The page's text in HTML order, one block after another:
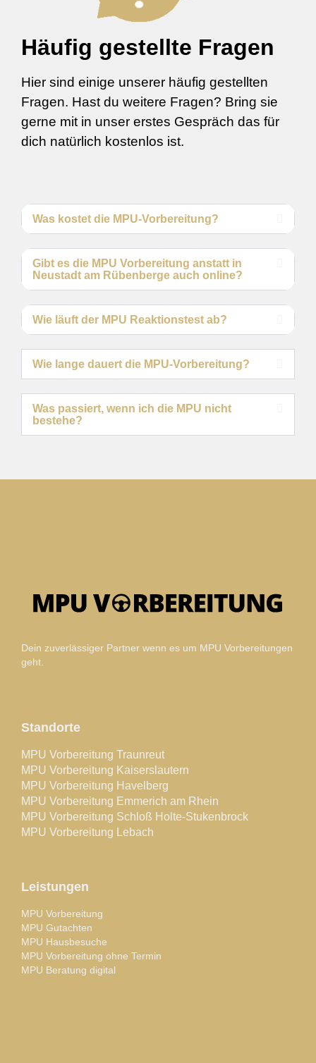
Häufig gestellte Fragen
Hier sind einige unserer häufig gestellten
Fragen. Hast du weitere Fragen? Bring sie
gerne mit in unser erstes Gespräch das für
dich natürlich kostenlos ist.
Was kostet die MPU-Vorbereitung?
Gibt es die MPU Vorbereitung anstatt in
Neustadt am Rübenberge auch online?
Wie läuft der MPU Reaktionstest ab?
Wie lange dauert die MPU-Vorbereitung?
Was passiert, wenn ich die MPU nicht
bestehe?
Dein zuverlässiger Partner wenn es um MPU Vorbereitungen
geht.
Standorte
MPU Vorbereitung Traunreut
MPU Vorbereitung Kaiserslautern
MPU Vorbereitung Havelberg
MPU Vorbereitung Emmerich am Rhein
MPU Vorbereitung Schloß Holte-Stukenbrock
MPU Vorbereitung Lebach
Leistungen
MPU Vorbereitung
MPU Gutachten
MPU Hausbesuche
MPU Vorbereitung ohne Termin
MPU Beratung digital